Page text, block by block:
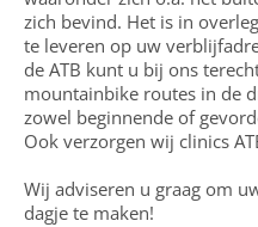
zich bevind. Het is in
te leveren op uw
de ATB kunt u bij ons
mountainbike routes in de
zowel beginnende of
Ook verzorgen wij clinics
Wij adviseren u graag om
dagje te maken!